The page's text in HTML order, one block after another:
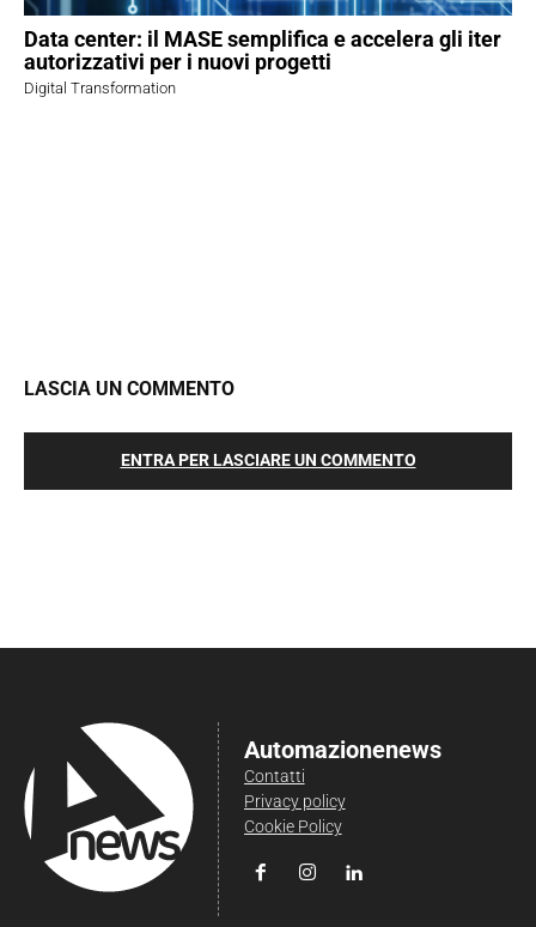
Data center: il MASE semplifica e accelera gli iter
autorizzativi per i nuovi progetti
Digital Transformation
LASCIA UN COMMENTO
ENTRA PER LASCIARE UN COMMENTO
Automazionenews
Contatti
Privacy policy
Cookie Policy